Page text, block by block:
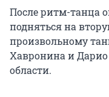
После ритм-танца
подняться на
произвольному
Хавронина и
области.